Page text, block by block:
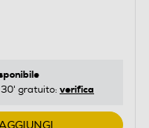
30' gratuito: verifica